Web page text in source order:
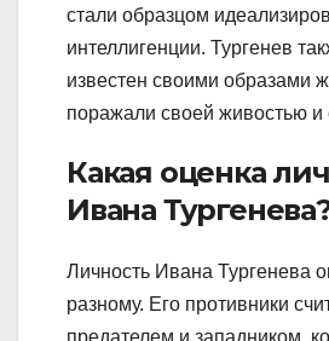
стали образцом
интеллигенции. Тургенев
известен своими образами
поражали своей живостью и
Какая оценка
Ивана
Личность Ивана Тургенева
разному. Его противники
предателем и западником,